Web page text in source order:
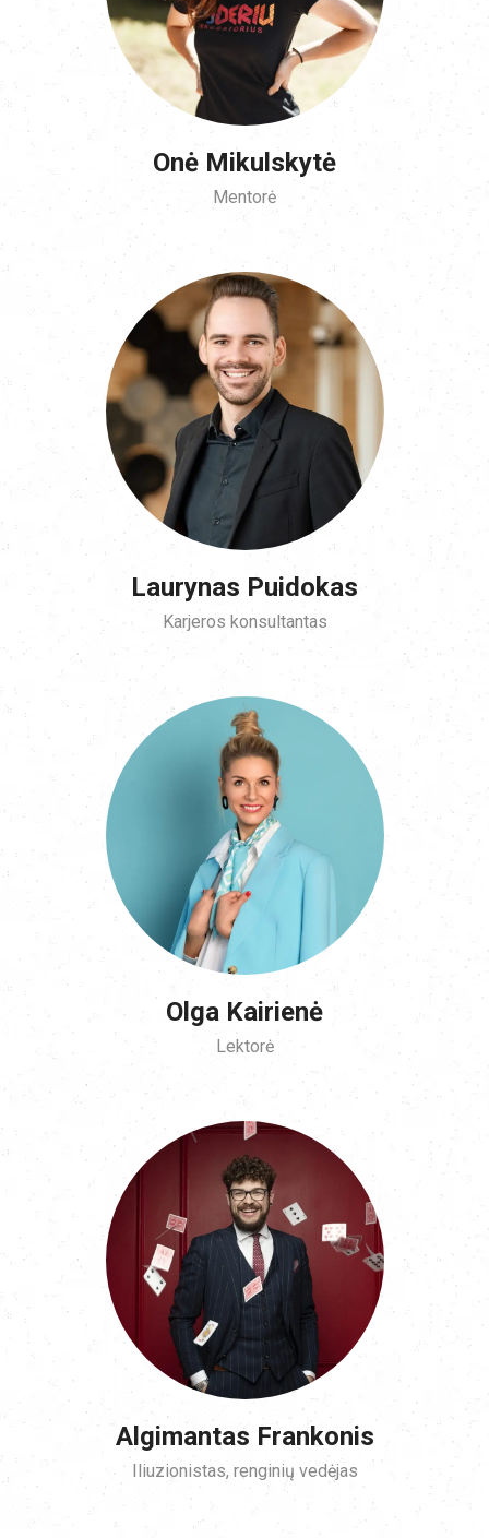
Onė Mikulskytė
Mentorė
Laurynas Puidokas
Karjeros konsultantas
Olga Kairienė
Lektorė
Algimantas Frankonis
Iliuzionistas, renginių vedėjas